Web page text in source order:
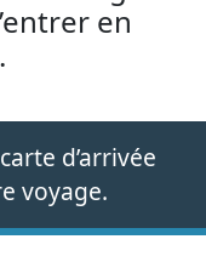
en
d’arrivée
voyage.